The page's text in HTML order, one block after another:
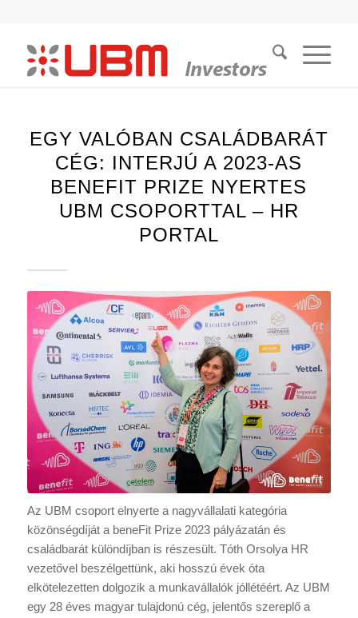
EGY VALÓBAN CSALÁDBARÁT
CÉG: INTERJÚ A 2023-AS
BENEFIT PRIZE NYERTES
UBM CSOPORTTAL – HR
PORTAL
Az UBM csoport elnyerte a nagyvállalati kategória
közönségdíját a beneFit Prize 2023 pályázatán és
családbarát különdíjban is részesült. Tóth Orsolya HR
vezetővel beszélgettünk, aki hosszú évek óta
elkötelezetten dolgozik a munkavállalók jóllétéért. Az UBM
egy 28 éves magyar tulajdonú cég, jelentős szereplő a